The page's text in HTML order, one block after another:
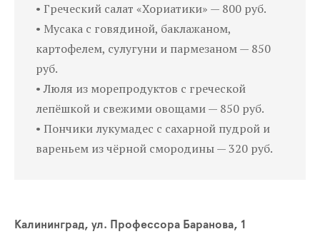
• Греческий салат «Хориатики» — 800 руб.
• Мусака с говядиной, баклажаном,
картофелем, сулугуни и пармезаном — 850
руб.
• Люля из морепродуктов с греческой
лепёшкой и свежими овощами — 850 руб.
• Пончики лукумадес с сахарной пудрой и
вареньем из чёрной смородины — 320 руб.
Калининград, ул. Профессора Баранова, 1